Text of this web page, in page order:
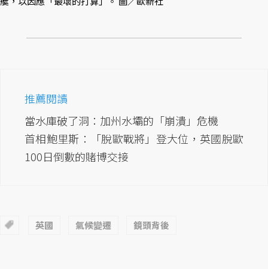
推薦閱讀
當水庫破了洞：加州水壩的「崩潰」危機
首相鮑里斯：「脫歐戰將」登大位，英國脫歐
100日倒數的賭博交接
英國 氣候變遷 鏡頭背後